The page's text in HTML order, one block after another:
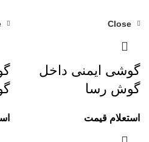
Close
گوشی ایمنی داخل
گوش رسا
استعلام قیمت